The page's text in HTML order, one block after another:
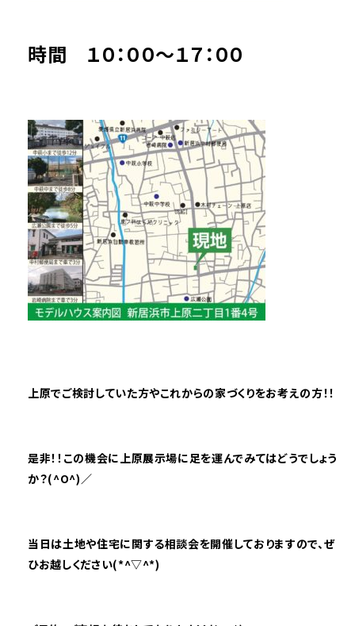
時間 １０：００～１７：００
上原でご検討していた方やこれからの家づくりをお考えの方！！
是非！！この機会に上原展示場に足を運んでみてはどうでしょう
か？(^O^)／
当日は土地や住宅に関する相談会を開催しておりますので、ぜ
ひお越しください(*^▽^*)